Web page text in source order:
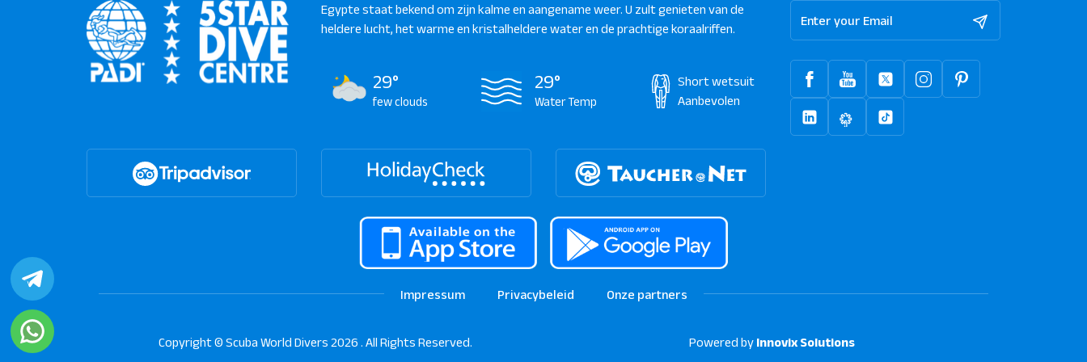
Egypte staat bekend om zijn kalme en aangename weer. U zult genieten van de
heldere lucht, het warme en kristalheldere water en de prachtige koraalriffen.
29°
few clouds
29°
Water Temp
Short wetsuit
Aanbevolen
Impressum Privacybeleid Onze partners
Copyright © Scuba World Divers 2026 . All Rights Reserved. Powered by Innovix Solutions